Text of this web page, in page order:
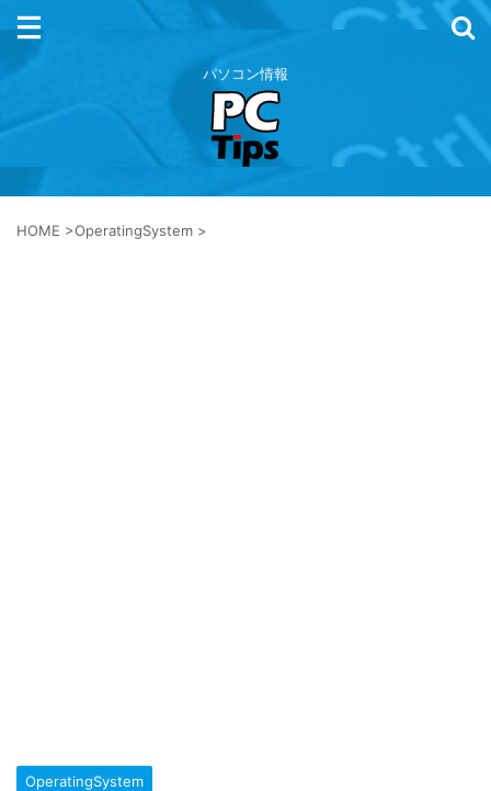
パソコン情報
HOME >OperatingSystem >
OperatingSystem